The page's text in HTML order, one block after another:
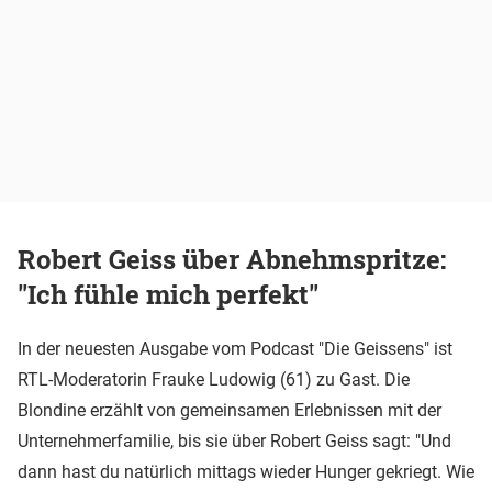
Robert Geiss über Abnehmspritze:
"Ich fühle mich perfekt"
In der neuesten Ausgabe vom Podcast "Die Geissens" ist
RTL-Moderatorin Frauke Ludowig (61) zu Gast. Die
Blondine erzählt von gemeinsamen Erlebnissen mit der
Unternehmerfamilie, bis sie über Robert Geiss sagt: "Und
dann hast du natürlich mittags wieder Hunger gekriegt. Wie